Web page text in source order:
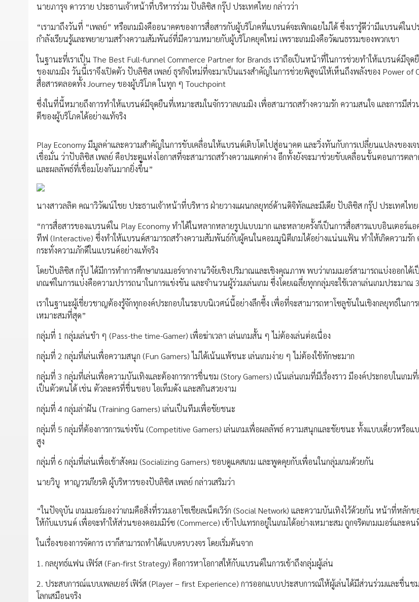
นายภารุจ ดาวราย ประธานเจ้าหน้าที่บริหารร่วม ปับลิซิส กรุ๊ป ประเทศไทย กล่าวว่า
“เรามาถึงวันที่ “เพลย์” หรือเกมมิงคืออนาคตของการสื่อสารกับผู้บริโภคที่แบรนด์จะเพิกเฉยไม่ได้ ซึ่งเรารู้ดีว่ามีแบรนด์ใน
กำลังเรียนรู้และพยายามสร้างความสัมพันธ์ที่มีความหมายกับผู้บริโภคยุคใหม่ เพราะเกมมิงคือวัฒนธรรมของพวกเขา
ในฐานะที่เราเป็น The Best Full-funnel Commerce Partner for Brands เราถือเป็นหน้าที่ในการช่วยทำให้แบรนด์มีจุด
ของเกมมิง วันนี้เราจึงเปิดตัว ปับลิซิส เพลย์ ธุรกิจใหม่ที่จะมาเป็นแรงสำคัญในการช่วยพิสูจน์ให้เห็นถึงพลังของ Power of
สื่อสารตลอดทั้ง Journey ของผู้บริโภค ในทุก ๆ Touchpoint
ซึ่งในที่นี้หมายถึงการทำให้แบรนด์มีจุดยืนที่เหมาะสมในจักรวาลเกมมิง เพื่อสามารถสร้างความรัก ความสนใจ และการมีส่
ตีของผู้บริโภคได้อย่างแท้จริง
Play Economy มีมูลค่าและความสำคัญในการขับเคลื่อนให้แบรนด์เติบโตไปสู่อนาคต และวิ่งทันกับการเปลี่ยนแปลงของเจ
เชื่อมั่น ว่าปับลิซิส เพลย์ คือประตูแห่งโอกาสที่จะสามารถสร้างความแตกต่าง อีกทั้งยังจะมาช่วยขับเคลื่อนขั้นตอนการตล
และผลลัพธ์ที่เชื่อมโยงกันมากยิ่งขึ้น”
นางสาวลลิต คณาวิวัฒน์ไชย ประธานเจ้าหน้าที่บริหาร ฝ่ายวางแผนกลยุทธ์ด้านดิจิทัลและมีเดีย ปับลิซิส กรุ๊ป ประเทศไทย
“การสื่อสารของแบรนด์ใน Play Economy ทำได้ในหลากหลายรูปแบบมาก และหลายครั้งก็เป็นการสื่อสารแบบอินเตอร์แอ
ทีฟ (Interactive) ซึ่งทำให้แบรนด์สามารถสร้างความสัมพันธ์กับผู้คนในคอมมูนิตีเกมได้อย่างแน่นแฟ้น ทำให้เกิดความรัก
กระทั่งความภักดีในแบรนด์อย่างแท้จริง
โดยปับลิซิส กรุ๊ป ได้มีการทำการศึกษาเกมเมอร์จากงานวิจัยเชิงปริมาณและเชิงคุณภาพ พบว่าเกมเมอร์สามารถแบ่งออกได้
เกณฑ์ในการแบ่งคือความปรารถนาในการแข่งขัน และจำนวนผู้ร่วมเล่นเกม ซึ่งโดยเฉลี่ยทุกกลุ่มจะใช้เวลาเล่นเกมประมาณ
เราในฐานะผู้เชี่ยวชาญต้องรู้จักทุกองค์ประกอบในระบบนิเวศน์นี้อย่างลึกซึ้ง เพื่อที่จะสามารถหาโซลูชันในเชิงกลยุทธ์ในการ
เหมาะสมที่สุด”
กลุ่มที่ 1 กลุ่มเล่นขำ ๆ (Pass-the time-Gamer) เพื่อฆ่าเวลา เล่นเกมสั้น ๆ ไม่ต้องเล่นต่อเนื่อง
กลุ่มที่ 2 กลุ่มที่เล่นเพื่อความสนุก (Fun Gamers) ไม่ได้เน้นแพ้ชนะ เล่นเกมง่าย ๆ ไม่ต้องใช้ทักษะมาก
กลุ่มที่ 3 กลุ่มที่เล่นเพื่อความบันเทิงและต้องการการชื่นชม (Story Gamers) เน้นเล่นเกมที่มีเรื่องราว มีองค์ประกอบในเกม
เป็นตัวตนได้ เช่น ตัวละครที่ชื่นชอบ ไอเท็มดัง และสกินสวยงาม
กลุ่มที่ 4 กลุ่มล่าฝัน (Training Gamers) เล่นเป็นทีมเพื่อชัยชนะ
กลุ่มที่ 5 กลุ่มที่ต้องการการแข่งขัน (Competitive Gamers) เล่นเกมเพื่อผลลัพธ์ ความสนุกและชัยชนะ ทั้งแบบเดี่ยวหรือ
สูง
กลุ่มที่ 6 กลุ่มที่เล่นเพื่อเข้าสังคม (Socializing Gamers) ชอบดูแคสเกม และพูดคุยกับเพื่อนในกลุ่มเกมด้วยกัน
นายวิบู หาญวรเกียรติ ผู้บริหารของปับลิซิส เพลย์ กล่าวเสริมว่า
“ในปัจจุบัน เกมเมอร์มองว่าเกมคือสิ่งที่รวมเอาโซเชียลเน็ตเวิร์ก (Social Network) และความบันเทิงไว้ด้วยกัน หน้าที่หลักข
ให้กับแบรนด์ เพื่อจะทำให้ส่วนของคอมเมิร์ซ (Commerce) เข้าไปแทรกอยู่ในเกมได้อย่างเหมาะสม ถูกจริตเกมเมอร์และคน
ในเรื่องของการจัดการ เราก็สามารถทำได้แบบครบวงจร โดยเริ่มต้นจาก
1. กลยุทธ์แฟน เฟิร์ส (Fan-first Strategy) คือการหาโอกาสให้กับแบรนด์ในการเข้าถึงกลุ่มผู้เล่น
2. ประสบการณ์แบบเพลเยอร์ เฟิร์ส (Player – first Experience) การออกแบบประสบการณ์ให้ผู้เล่นได้มีส่วนร่วมและชื่นช
โลกเสมือนจริง